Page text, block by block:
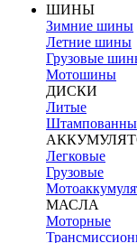
ШИНЫ
Зимние шины
Летние шины
Грузовые
Мотошины
ДИСКИ
Литые
Легковые
Грузовые
МАСЛА
Моторные